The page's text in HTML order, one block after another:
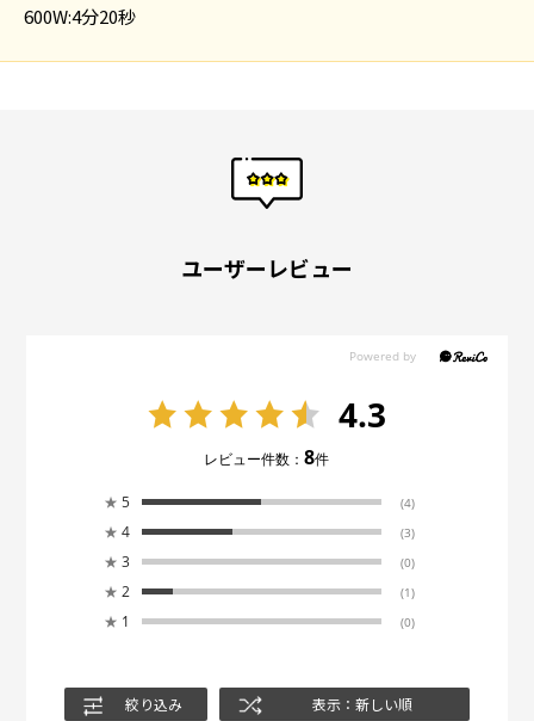
600W:4分20秒
ユーザーレビュー
4.3
レビュー件数：8件
★ 5 (4)
★ 4 (3)
★ 3 (0)
★ 2 (1)
★ 1 (0)
絞り込み 表示：新しい順